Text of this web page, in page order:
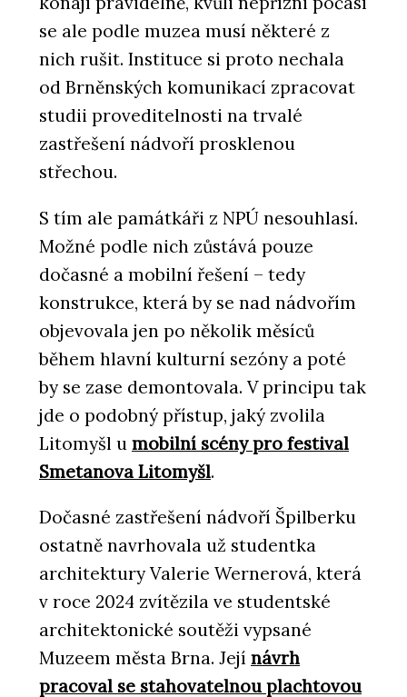
PRODUKTY
Mechové stěny a obrazy - Jungle
Interiors
se ale podle muzea musí některé z
nich rušit. Instituce si proto nechala
od Brněnských komunikací zpracovat
studii proveditelnosti na trvalé
zastřešení nádvoří prosklenou
střechou.
S tím ale památkáři z NPÚ nesouhlasí.
Možné podle nich zůstává pouze
dočasné a mobilní řešení – tedy
konstrukce, která by se nad nádvořím
objevovala jen po několik měsíců
během hlavní kulturní sezóny a poté
by se zase demontovala. V principu tak
jde o podobný přístup, jaký zvolila
Litomyšl u mobilní scény pro festival
Smetanova Litomyšl.
Dočasné zastřešení nádvoří Špilberku
ostatně navrhovala už studentka
architektury Valerie Wernerová, která
v roce 2024 zvítězila ve studentské
architektonické soutěži vypsané
Muzeem města Brna. Její návrh
pracoval se stahovatelnou plachtovou